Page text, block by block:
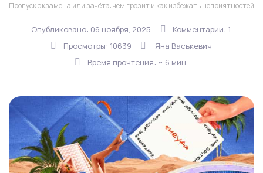
Пропуск экзамена или зачёта: чем грозит и как избежать неприятностей
Опубликовано: 06 ноября, 2025
Комментарии: 1
Просмотры: 10639
Яна Васькевич
Время прочтения: ~ 6 мин.